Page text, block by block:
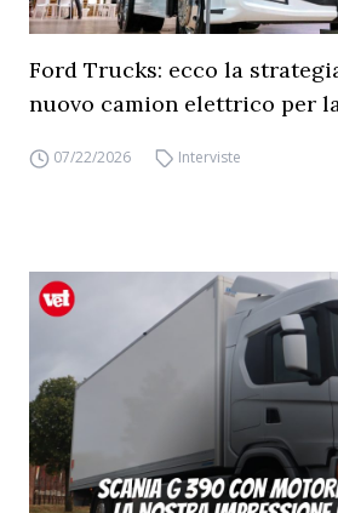
Ford Trucks: ecco la
nuovo camion elettrico per
07/22/2026 Interviste